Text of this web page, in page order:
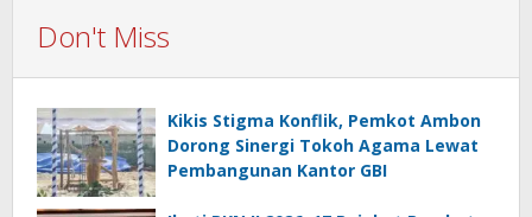
Don't Miss
Kikis Stigma Konflik, Pemkot Ambon
Dorong Sinergi Tokoh Agama Lewat
Pembangunan Kantor GBI